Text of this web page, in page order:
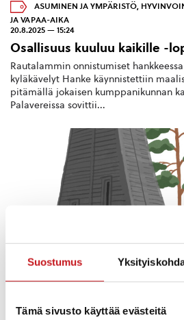
Suostumus
Tämä sivusto käyttää evästeitä
ASUMINEN JA YMPÄRISTÖ
JA VAPAA-AIKA
20.8.2025 — 15:24
Osallisuus kuuluu kaikille -
Rautalammin onnistumiset
kyläkävelyt Hanke käynnistettiin
pitämällä jokaisen kumppanikunnan
Palavereissa sovittii...
KULTTUURI, MATKAILU